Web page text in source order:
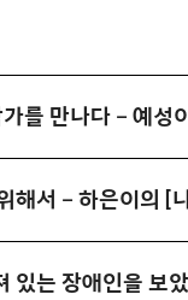
를 만나다 – 예성
해서 – 하은이의 [
있는 장애인을 보